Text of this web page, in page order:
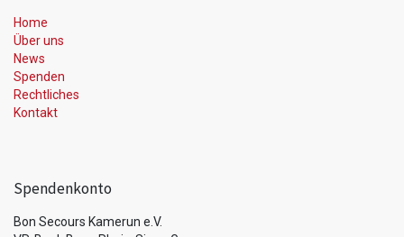
Home
Über uns
News
Spenden
Rechtliches
Kontakt
Spendenkonto
Bon Secours Kamerun e.V.